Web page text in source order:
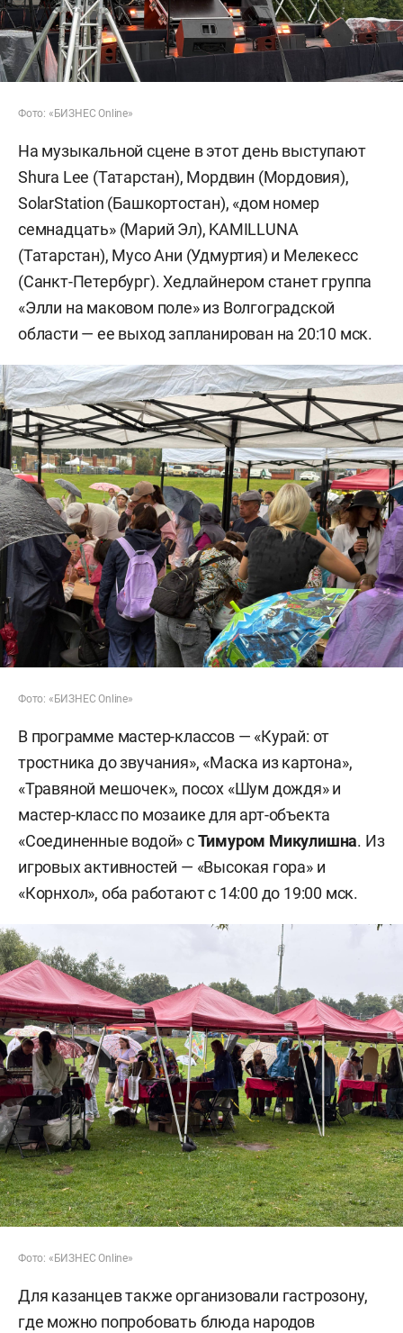
Фото: «БИЗНЕС Online»
На музыкальной сцене в этот день выступают
Shura Lee (Татарстан), Мордвин (Мордовия),
SolarStation (Башкортостан), «дом номер
семнадцать» (Марий Эл), KAMILLUNA
(Татарстан), Мусо Ани (Удмуртия) и Мелекесс
(Санкт-Петербург). Хедлайнером станет группа
«Элли на маковом поле» из Волгоградской
области — ее выход запланирован на 20:10 мск.
Фото: «БИЗНЕС Online»
В программе мастер-классов — «Курай: от
тростника до звучания», «Маска из картона»,
«Травяной мешочек», посох «Шум дождя» и
мастер-класс по мозаике для арт-объекта
«Соединенные водой» сТимуром Микулишна. Из
игровых активностей — «Высокая гора» и
«Корнхол», оба работают с 14:00 до 19:00 мск.
Фото: «БИЗНЕС Online»
Для казанцев также организовали гастрозону,
где можно попробовать блюда народов